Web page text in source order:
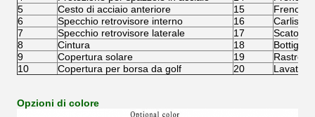
5
Cesto di acciaio anteriore 15
Freno a
6
Specchio retrovisore interno 16
Carlisle
7
Specchio retrovisore laterale 17
Scatola
8
Cintura 18
Bottiglia
9
Copertura solare 19
10
Copertura per borsa da golf 20 Lavatrici
Opzioni di colore